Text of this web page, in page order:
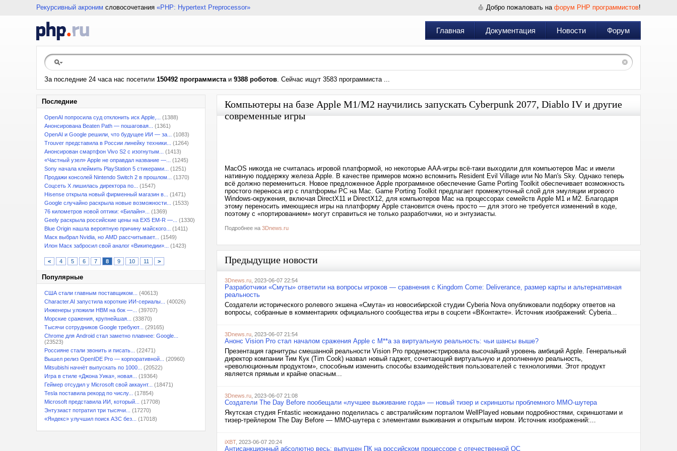
Рекурсивный акроним словосочетания «PHP: Hypertext Preprocessor» Добро пожаловать на форум PHP программистов!
Главная Документация Новости Форум
За последние 24 часа нас посетили 150492 программистаи 9388 роботов. Сейчас ищут 3583 программиста ...
Последние
OpenAI попросила суд отклонить иск Apple,...
(1388)
Анонсирована Beaten Path — пошаговая...
(1361)
OpenAI и Google решили, что будущее ИИ — за...
(1083)
Trouver представила в России линейку техники...
(1264)
Анонсирован смартфон Vivo S2 с изогнутым...
(1413)
«Частный узел» Apple не оправдал название —...
(1245)
Sony начала клеймить PlayStation 5 стикерами...
(1251)
Продажи консолей Nintendo Switch 2 в прошлом...
(1370)
Соцсеть X лишилась директора по...
(1547)
Hisense открыла новый фирменный магазин в...
(1471)
Google случайно раскрыла новые возможности...
(1533)
76 километров новой оптики: «Билайн»...
(1369)
Geely раскрыла российские цены на EX5 EM-R —...
(1330)
Blue Origin нашла вероятную причину майского...
(1411)
Маск выбрал Nvidia, но AMD рассчитывает...
(1549)
Илон Маск забросил свой аналог «Википедии»...
(1423)
< 4 5 6 7 8 9 10 11 >
Популярные
США стали главным поставщиком...
(40613)
Character.AI запустила короткие ИИ-сериалы...
(40026)
Инженеры уложили HBM на бок —...
(39707)
Морские сражения, крупнейшая...
(33870)
Тысячи сотрудников Google требуют...
(29165)
Chrome для Android стал заметно плавнее: Google...
(23523)
Россияне стали звонить и писать...
(22471)
Вышел релиз OpenIDE Pro — корпоративной...
(20960)
Mitsubishi начнёт выпускать по 1000...
(20522)
Игра в стиле «Джона Уика», новая...
(19364)
Геймер отсудил у Microsoft свой аккаунт...
(18471)
Tesla поставила рекорд по числу...
(17854)
Microsoft представила ИИ, который...
(17708)
Энтузиаст потратил три тысячи...
(17270)
«Яндекс» улучшил поиск АЗС без...
(17018)
Компьютеры на базе Apple M1/M2 научились запускать Cyberpunk 2077, Diablo IV и другие
современные игры
MacOS никогда не считалась игровой платформой, но некоторые AAA-игры всё-таки выходили для компьютеров Mac и имели
нативную поддержку железа Apple. В качестве примеров можно вспомнить Resident Evil Village или No Man's Sky. Однако теперь
всё должно перемениться. Новое предложенное Apple программное обеспечение Game Porting Toolkit обеспечивает возможность
простого переноса игр с платформы PC на Mac. Game Porting Toolkit предлагает промежуточный слой для эмуляции игрового
Windows-окружения, включая DirectX11 и DirectX12, для компьютеров Mac на процессорах семейств Apple M1 и M2. Благодаря
этому переносить имеющиеся игры на платформу Apple становится очень просто — для этого не требуется изменений в коде,
поэтому с «портированием» могут справиться не только разработчики, но и энтузиасты.
Подробнее на 3Dnews.ru
Предыдущие новости
3Dnews.ru , 2023-06-07 22:54
Разработчики «Смуты» ответили на вопросы игроков — сравнения с Kingdom Come: Deliverance, размер карты и альтернативная
реальность
Создатели исторического ролевого экшена «Смута» из новосибирской студии Cyberia Nova опубликовали подборку ответов на
вопросы, собранные в комментариях официального сообщества игры в соцсети «ВКонтакте». Источник изображений: Cyberia...
3Dnews.ru , 2023-06-07 21:54
Анонс Vision Pro стал началом сражения Apple c M**a за виртуальную реальность: чьи шансы выше?
Презентация гарнитуры смешанной реальности Vision Pro продемонстрировала высочайший уровень амбиций Apple. Генеральный
директор компании Тим Кук (Tim Cook) назвал новый гаджет, сочетающий виртуальную и дополненную реальность,
«революционным продуктом», способным изменить способы взаимодействия пользователей с технологиями. Этот продукт
является прямым и крайне опасным...
3Dnews.ru , 2023-06-07 21:08
Создатели The Day Before пообещали «лучшее выживание года» — новый тизер и скриншоты проблемного ММО-шутера
Якутская студия Fntastic неожиданно поделилась c австралийским порталом WellPlayed новыми подробностями, скриншотами и
тизер-трейлером The Day Before — ММО-шутера с элементами выживания и открытым миром. Источник изображений:...
iXBT, 2023-06-07 20:24
Антисанкционный абсолютно весь: выпущен ПК на российском процессоре с отечественной ОС